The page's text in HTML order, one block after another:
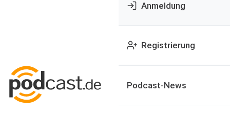
Anmeldung
Registrierung
Podcast-News